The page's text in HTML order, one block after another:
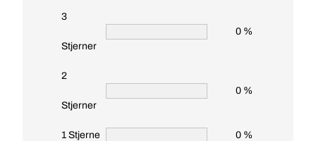
3
Stjerner
0 %
2
Stjerner
0 %
1 Stjerne 0 %